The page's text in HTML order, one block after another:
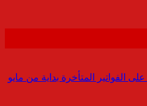
١٧٪ فوائد على الفواتير المتأخرة بداية من مايو